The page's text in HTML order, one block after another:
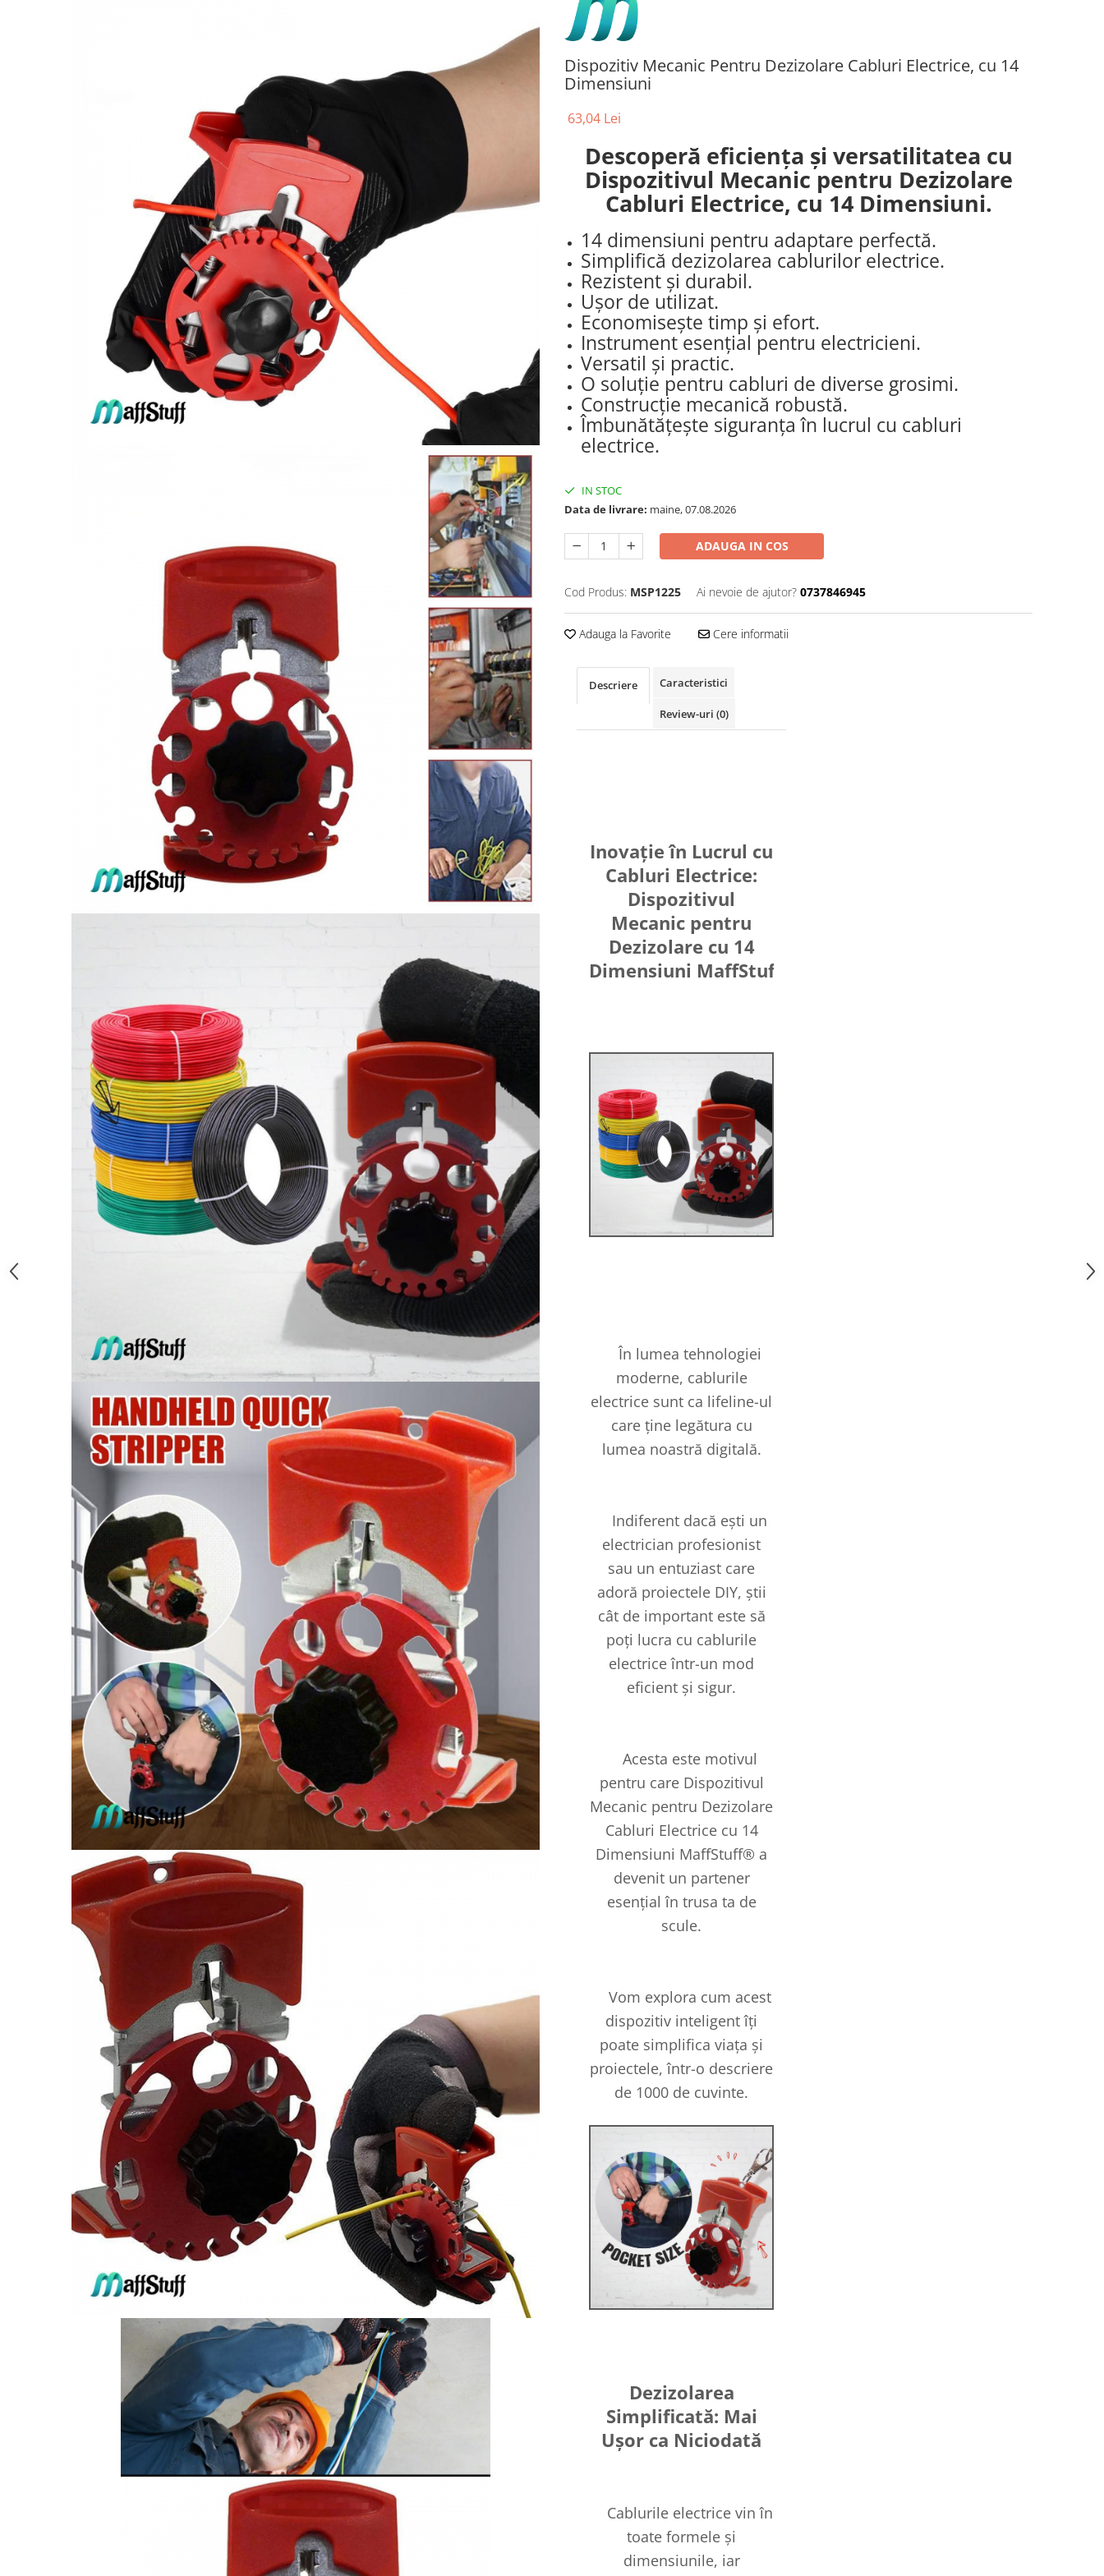
Dispozitiv Mecanic Pentru Dezizolare Cabluri Electrice, cu 14
Dimensiuni
63,04 Lei
Descoperă eficiența și versatilitatea cu
Dispozitivul Mecanic pentru Dezizolare
Cabluri Electrice, cu 14 Dimensiuni.
14 dimensiuni pentru adaptare perfectă.
Simplifică dezizolarea cablurilor electrice.
Rezistent și durabil.
Ușor de utilizat.
Economisește timp și efort.
Instrument esențial pentru electricieni.
Versatil și practic.
O soluție pentru cabluri de diverse grosimi.
Construcție mecanică robustă.
Îmbunătățește siguranța în lucrul cu cabluri
electrice.
IN STOC
Data de livrare: maine, 07.08.2026
ADAUGA IN COS
Cod Produs: MSP1225 Ai nevoie de ajutor? 0737846945
Adauga la Favorite Cere informatii
Descriere Caracteristici
Review-uri (0)
Inovație în Lucrul cu
Cabluri Electrice:
Dispozitivul
Mecanic pentru
Dezizolare cu 14
Dimensiuni MaffStuff®
În lumea tehnologiei
moderne, cablurile
electrice sunt ca lifeline-ul
care ține legătura cu
lumea noastră digitală.
Indiferent dacă ești un
electrician profesionist
sau un entuziast care
adoră proiectele DIY, știi
cât de important este să
poți lucra cu cablurile
electrice într-un mod
eficient și sigur.
Acesta este motivul
pentru care Dispozitivul
Mecanic pentru Dezizolare
Cabluri Electrice cu 14
Dimensiuni MaffStuff® a
devenit un partener
esențial în trusa ta de
scule.
Vom explora cum acest
dispozitiv inteligent îți
poate simplifica viața și
proiectele, într-o descriere
de 1000 de cuvinte.
Dezizolarea
Simplificată: Mai
Ușor ca Niciodată
Cablurile electrice vin în
toate formele și
dimensiunile, iar